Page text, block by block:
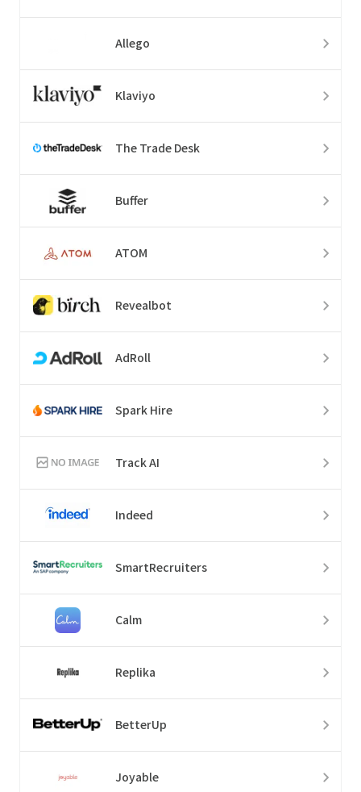
Allego
Klaviyo
The Trade Desk
Buffer
ATOM
Revealbot
AdRoll
Spark Hire
Track AI
Indeed
SmartRecruiters
Calm
Replika
BetterUp
Joyable